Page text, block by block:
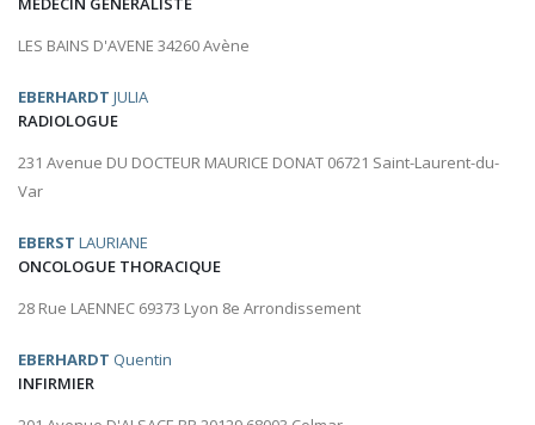
LES BAINS D'AVENE 34260 Avène
EBERHARDT JULIA
RADIOLOGUE
231 Avenue DU DOCTEUR MAURICE DONAT 06721 Saint-Laurent-du-
Var
EBERST LAURIANE
ONCOLOGUE THORACIQUE
28 Rue LAENNEC 69373 Lyon 8e Arrondissement
EBERHARDT Quentin
INFIRMIER